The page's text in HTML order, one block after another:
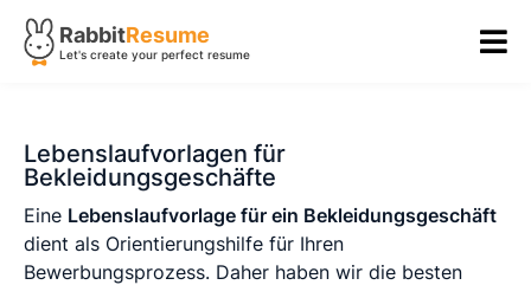
RabbitResume
Let's create your perfect resume
Lebenslaufvorlagen für
Bekleidungsgeschäfte
Eine Lebenslaufvorlage für ein Bekleidungsgeschäft
dient als Orientierungshilfe für Ihren
Bewerbungsprozess. Daher haben wir die besten